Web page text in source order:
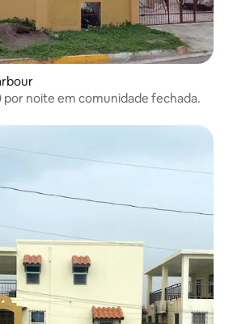
por noite em comunidade fechada.